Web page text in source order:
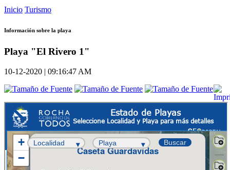
Inicio Turismo
Información sobre la playa
Playa "El Rivero 1"
10-12-2020 | 09:16:47 AM